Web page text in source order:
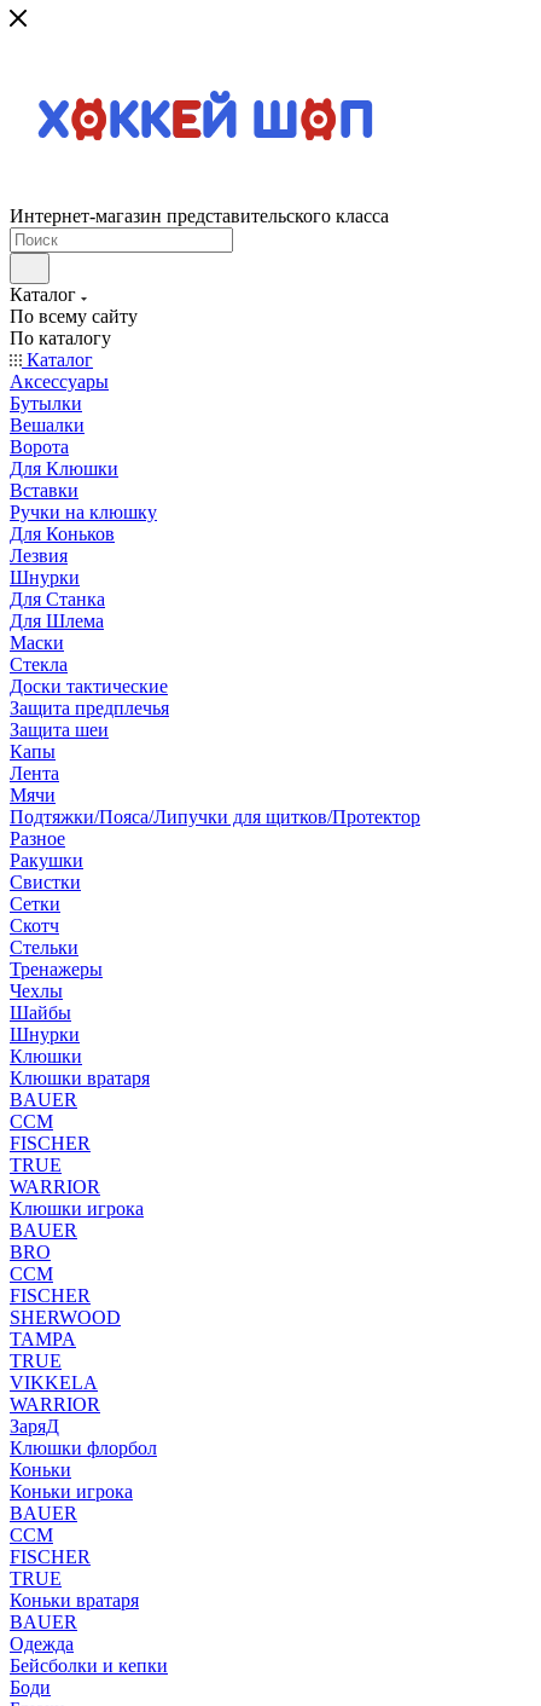
Интернет-магазин представительского класса
Каталог
По всему сайту
По каталогу
Каталог
Аксессуары
Бутылки
Вешалки
Ворота
Для Клюшки
Вставки
Ручки на клюшку
Для Коньков
Лезвия
Шнурки
Для Станка
Для Шлема
Маски
Стекла
Доски тактические
Защита предплечья
Защита шеи
Капы
Лента
Мячи
Подтяжки/Пояса/Липучки для щитков/Протектор
Разное
Ракушки
Свистки
Сетки
Скотч
Стельки
Тренажеры
Чехлы
Шайбы
Шнурки
Клюшки
Клюшки вратаря
BAUER
CCM
FISCHER
TRUE
WARRIOR
Клюшки игрока
BAUER
BRO
CCM
FISCHER
SHERWOOD
TAMPA
TRUE
VIKKELA
WARRIOR
ЗаряД
Клюшки флорбол
Коньки
Коньки игрока
BAUER
CCM
FISCHER
TRUE
Коньки вратаря
BAUER
Одежда
Бейсболки и кепки
Боди